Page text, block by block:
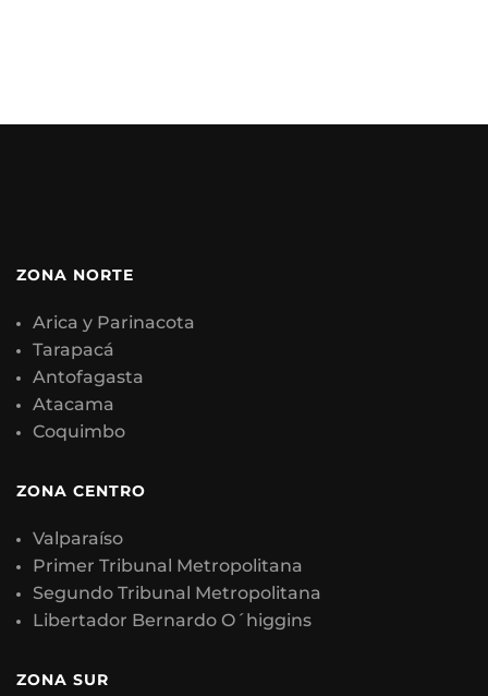
ZONA NORTE
Arica y Parinacota
Tarapacá
Antofagasta
Atacama
Coquimbo
ZONA CENTRO
Valparaíso
Primer Tribunal Metropolitana
Segundo Tribunal Metropolitana
Libertador Bernardo O´higgins
ZONA SUR